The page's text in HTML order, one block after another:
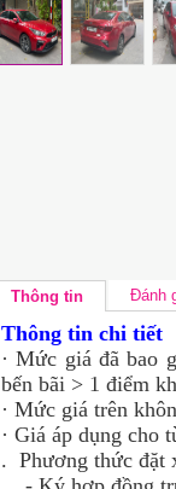
Thông tin Đánh
Thông tin chi tiết
· Mức giá đã bao
bến bãi > 1 điểm
· Mức giá trên
· Giá áp dụng cho
. Phương thức đặt